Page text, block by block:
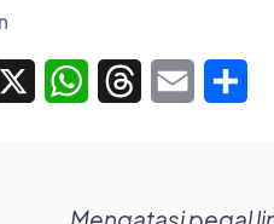
WhatsAppThreadsEmail